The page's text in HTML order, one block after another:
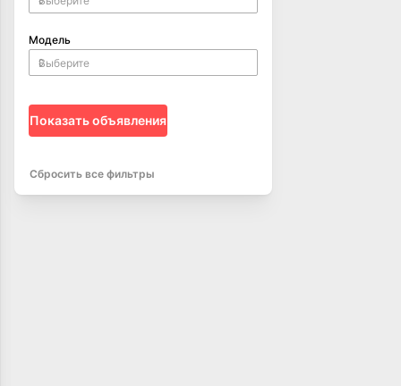
Модель
Показать объявления
Сбросить все фильтры